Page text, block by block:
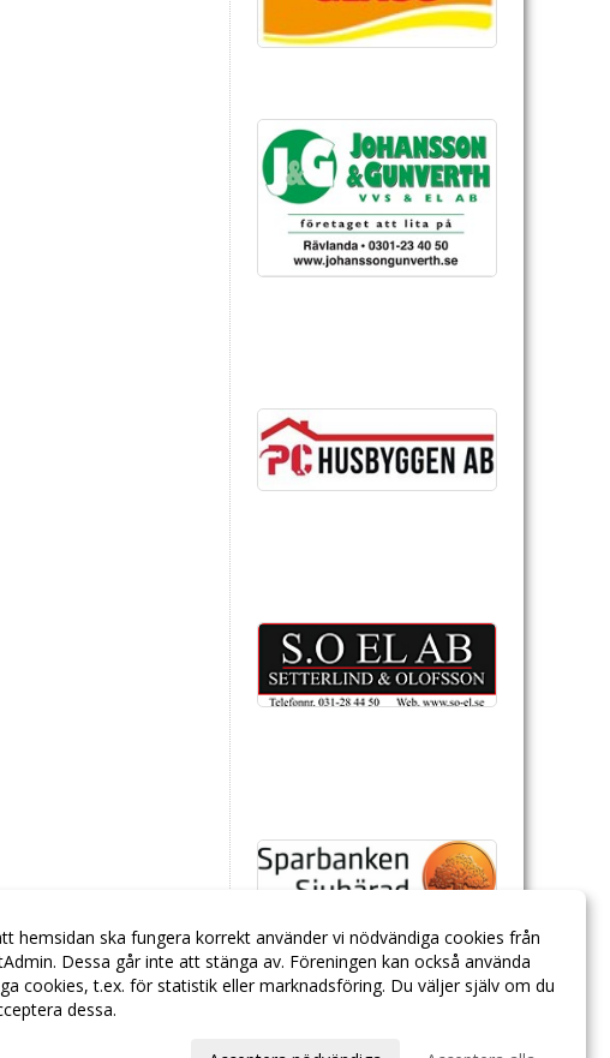
hemsidan ska fungera korrekt använder vi nödvändiga cookies från
Dessa går inte att stänga av. Föreningen kan också använda
cookies, t.ex. för statistik eller marknadsföring. Du väljer själv om du
dessa.